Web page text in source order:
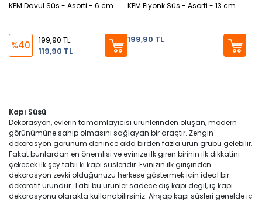
KPM Davul Süs - Asorti - 6 cm
%40
199,90 TL
119,90 TL
KPM Fiyonk Süs - Asorti - 13 cm
199,90 TL
Kapı Süsü
Dekorasyon, evlerin tamamlayıcısı ürünlerinden oluşan, modern
görünümüne sahip olmasını sağlayan bir araçtır. Zengin
dekorasyon görünüm denince akla birden fazla ürün grubu gelebilir.
Fakat bunlardan en önemlisi ve evinize ilk giren birinin ilk dikkatini
çekecek ilk şey tabii ki kapı süsleridir. Evinizin ilk girişinden
dekorasyon zevki olduğunuzu herkese göstermek için ideal bir
dekoratif üründür. Tabi bu ürünler sadece dış kapı değil, iç kapı
dekorasyonu olarakta kullanabilirsiniz. Ahşap kapı süsleri genelde iç